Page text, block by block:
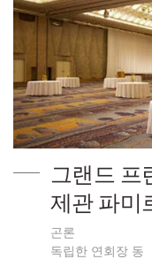
그랜드 프
제관 파미
곤론
독립한 연회장 동